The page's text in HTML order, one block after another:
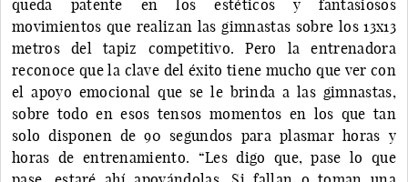
queda patente en los estéticos y fantasiosos
movimientos que realizan las gimnastas sobre los 13x13
metros del tapiz competitivo. Pero la entrenadora
reconoce que la clave del éxito tiene mucho que ver con
el apoyo emocional que se le brinda a las gimnastas,
sobre todo en esos tensos momentos en los que tan
solo disponen de 90 segundos para plasmar horas y
horas de entrenamiento. “Les digo que, pase lo que